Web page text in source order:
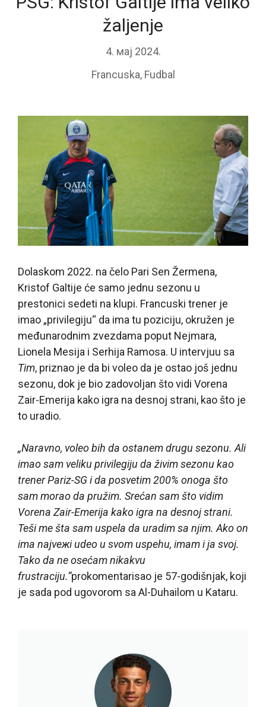
žaljenje
4. мај 2024.
Francuska, Fudbal
Dolaskom 2022. na čelo Pari Sen Žermena,
Kristof Galtije će samo jednu sezonu u
prestonici sedeti na klupi. Francuski trener je
imao „privilegiju“ da ima tu poziciju, okružen je
međunarodnim zvezdama poput Nejmara,
Lionela Mesija i Serhija Ramosa. U intervjuu sa
Tim, priznao je da bi voleo da je ostao još jednu
sezonu, dok je bio zadovoljan što vidi Vorena
Zair-Emerija kako igra na desnoj strani, kao što je
to uradio.
„Naravno, voleo bih da ostanem drugu sezonu. Ali
imao sam veliku privilegiju da živim sezonu kao
trener Pariz-SG i da posvetim 200% onoga što
sam morao da pružim. Srećan sam što vidim
Vorena Zair-Emerija kako igra na desnoj strani.
Teši me šta sam uspela da uradim sa njim. Ako on
ima najveжi udeo u svom uspehu, imam i ja svoj.
Tako da ne osećam nikakvu
frustraciju.“prokomentarisao je 57-godišnjak, koji
je sada pod ugovorom sa Al-Duhailom u Kataru.